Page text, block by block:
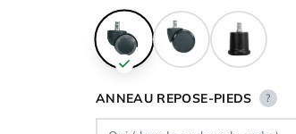
ANNEAU REPOSE-PIEDS ?